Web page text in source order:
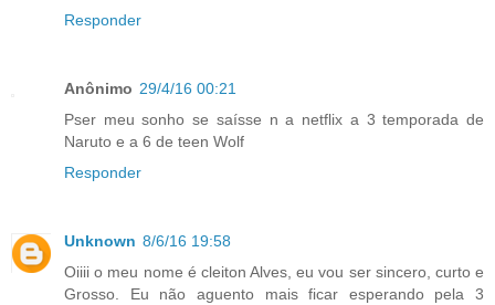
Responder
Anônimo 29/4/16 00:21
Pser meu sonho se saísse n a netflix a 3 temporada de
Naruto e a 6 de teen Wolf
Responder
Unknown 8/6/16 19:58
Oiiii o meu nome é cleiton Alves, eu vou ser sincero, curto e
Grosso. Eu não aguento mais ficar esperando pela 3